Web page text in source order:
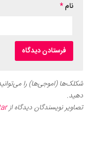
نام*
شکلک‌ها (اموجی‌ها) را
دهید.
تصاویر نویسندگان دیدگاه از